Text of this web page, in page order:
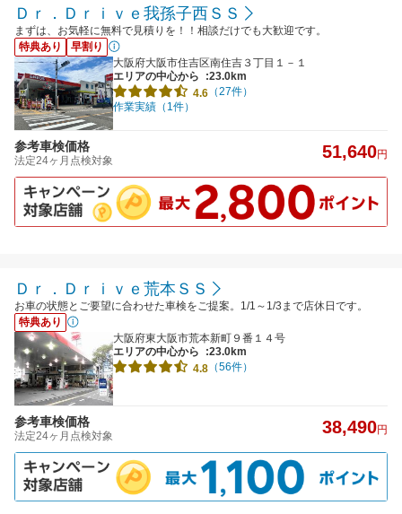
Ｄｒ．Ｄｒｉｖｅ我孫子西ＳＳ
まずは、お気軽に無料で見積りを！！相談だけでも大歓迎です。
特典あり
早割り
大阪府大阪市住吉区南住吉３丁目１－１
エリアの中心から
:23.0km
4.6 （27件）
作業実績（1件）
参考車検価格
法定24ヶ月点検対象 51,640円
Ｄｒ．Ｄｒｉｖｅ荒本ＳＳ
お車の状態とご要望に合わせた車検をご提案。1/1～1/3まで店休日です。
特典あり
大阪府東大阪市荒本新町９番１４号
エリアの中心から
:23.0km
4.8 （56件）
参考車検価格
法定24ヶ月点検対象 38,490円